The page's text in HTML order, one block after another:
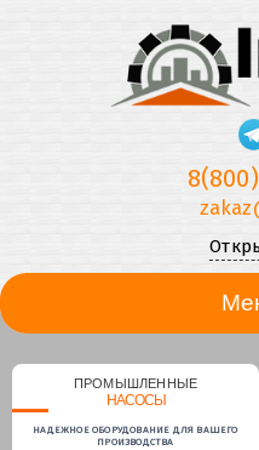
ПРОМЫШЛЕННЫЕ
НАСОСЫ
НАДЕЖНОЕ ОБОРУДОВАНИЕ ДЛЯ ВАШЕГО
ПРОИЗВОДСТВА